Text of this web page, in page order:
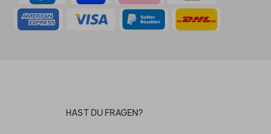
HAST DU FRAGEN?